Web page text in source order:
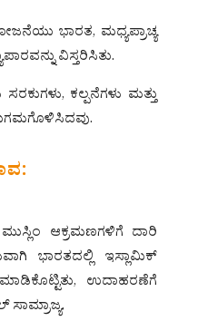
ಭಾರತ, ಮಧ್ಯಪ್ರಾಚ್ಯ
ವಿಸ್ತರಿಸಿತು.
ಕಲ್ಪನೆಗಳು ಮತ್ತು
ಆಕ್ರಮಣಗಳಿಗೆ ದಾರಿ
ಭಾರತದಲ್ಲಿ ಇಸ್ಲಾಮಿಕ್
ಉದಾಹರಣೆಗೆ